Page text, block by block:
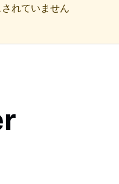
れていません